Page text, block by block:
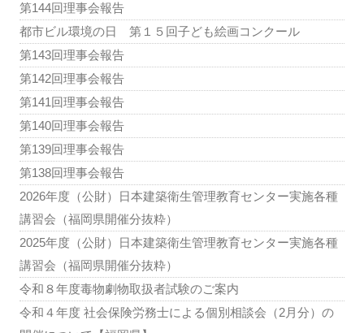
第144回理事会報告
都市ビル環境の日 第１５回子ども絵画コンクール
第143回理事会報告
第142回理事会報告
第141回理事会報告
第140回理事会報告
第139回理事会報告
第138回理事会報告
2026年度（公財）日本建築衛生管理教育センター実施各種
講習会（福岡県開催分抜粋）
2025年度（公財）日本建築衛生管理教育センター実施各種
講習会（福岡県開催分抜粋）
令和８年度毒物劇物取扱者試験のご案内
令和４年度 社会保険労務士による個別相談会（2月分）の